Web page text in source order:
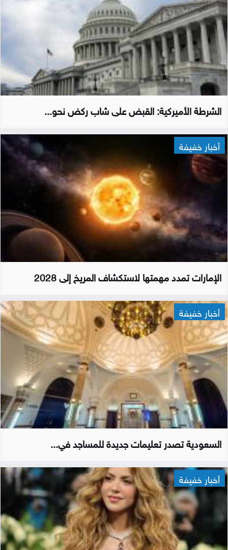
الشرطة الأميركية: القبض على شاب ركض نحو...
أخبار خفيفة
الإمارات تمدد مهمتها لاستكشاف المريخ إلى 2028
أخبار خفيفة
السعودية تصدر تعليمات جديدة للمساجد في...
أخبار خفيفة